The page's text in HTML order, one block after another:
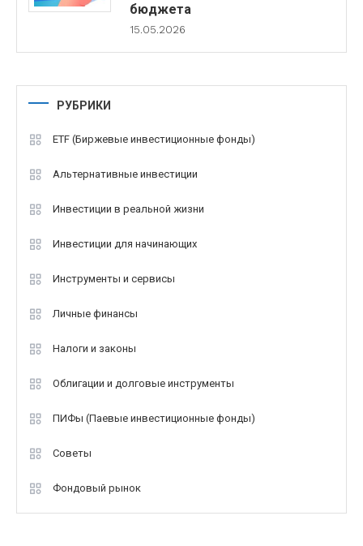
бюджета
15.05.2026
РУБРИКИ
ETF (Биржевые инвестиционные фонды)
Альтернативные инвестиции
Инвестиции в реальной жизни
Инвестиции для начинающих
Инструменты и сервисы
Личные финансы
Налоги и законы
Облигации и долговые инструменты
ПИФы (Паевые инвестиционные фонды)
Советы
Фондовый рынок